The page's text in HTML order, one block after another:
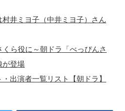
井ミヨ子（中井ミヨ子）さん
ら役に～朝ドラ「べっぴんさ
が登場
出演者一覧リスト【朝ドラ】